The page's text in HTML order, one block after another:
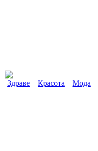
Здраве Красота Мода